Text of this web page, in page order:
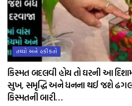
તથ્યો અને હકીકતો
કિસ્મત બદલવી હોય તો ઘરની આ
સુખ, સમૃદ્ધિ અને ધનના થઈ જશે
કિસ્મતની બારી…